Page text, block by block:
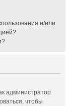
и/или
администратор
чтобы